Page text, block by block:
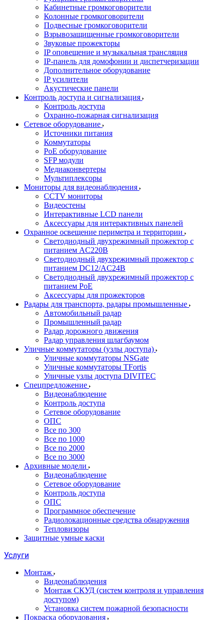
Кабинетные громкоговорители
Колонные громкоговорители
Подвесные громкоговорители
Взрывозащищенные громкоговорители
Звуковые прожекторы
IP оповещение и музыкальная трансляция
IP-панель для домофонии и диспетчеризации
Дополнительное оборудование
IP усилители
Акустические панели
Контроль доступа и сигнализация
Контроль доступа
Охранно-пожарная сигнализация
Сетевое оборудование
Источники питания
Коммутаторы
PoE оборудование
SFP модули
Медиаконвертеры
Мультиплексоры
Мониторы для видеонаблюдения
CCTV мониторы
Видеостены
Интерактивные LCD панели
Аксессуары для интерактивных панелей
Охранное освещение периметра и территории
Светодиодный двухрежимный прожектор с
питанием AC220В
Светодиодный двухрежимный прожектор с
питанием DC12/AC24В
Светодиодный двухрежимный прожектор с
питанием PoE
Аксессуары для прожекторов
Радары для транспорта, радары промышленные
Автомобильный радар
Промышленный радар
Радар дорожного движения
Радар управления шлагбаумом
Уличные коммутаторы (узлы доступа)
Уличные коммутаторы NSGate
Уличные коммутаторы TFortis
Уличные узлы доступа DIVITEC
Спецпредложение
Видеонаблюдение
Контроль доступа
Сетевое оборудование
ОПС
Все по 300
Все по 1000
Все по 2000
Все по 3000
Архивные модели
Видеонаблюдение
Сетевое оборудование
Контроль доступа
ОПС
Программное обеспечение
Радиолокационные средства обнаружения
Тепловизоры
Защитные умные каски
Услуги
Монтаж
Видеонаблюдения
Монтаж СКУД (систем контроля и управления
доступом)
Установка систем пожарной безопасности
Покраска оборудования